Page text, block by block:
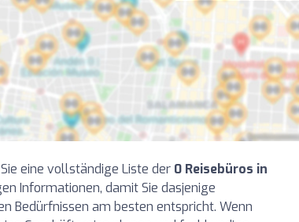
eine vollständige Liste der 0 Reisebüros in
Informationen, damit Sie dasjenige
Bedürfnissen am besten entspricht. Wenn